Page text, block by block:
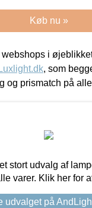
Køb nu »
i
Luxlight.dk, som
og prismatch på
stort udvalg af
varer. Klik her for
udvalget på